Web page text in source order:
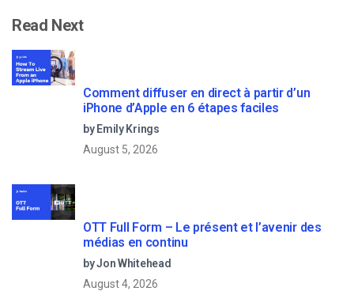
Read Next
Comment diffuser en direct à partir d’un
iPhone d’Apple en 6 étapes faciles
by Emily Krings
August 5, 2026
OTT Full Form – Le présent et l’avenir des
médias en continu
by Jon Whitehead
August 4, 2026